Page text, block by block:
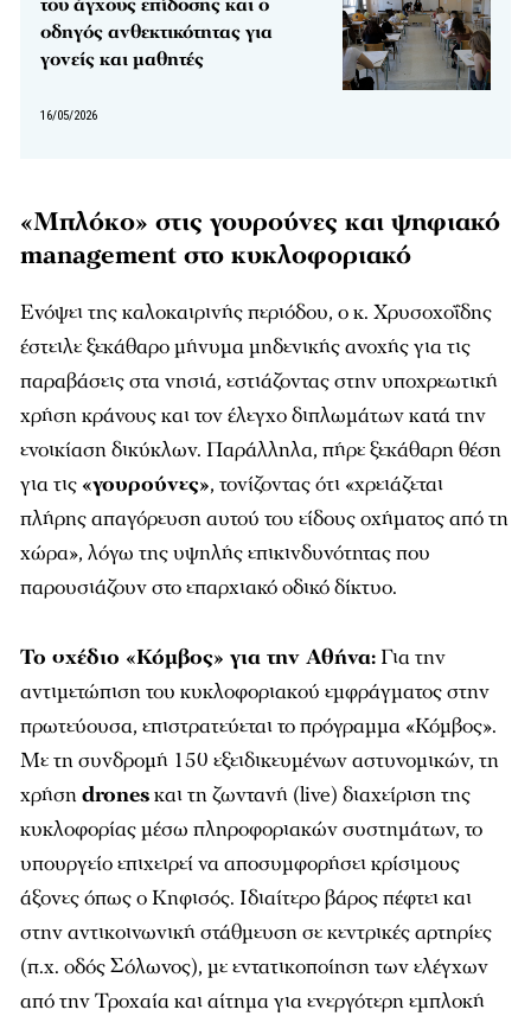
οδηγός ανθεκτικότητας για
γονείς και μαθητές
16/05/2026
«Μπλόκο» στις γουρούνες και ψηφιακό
management στο κυκλοφοριακό
Ενόψει της καλοκαιρινής περιόδου, ο κ. Χρυσοχοΐδης
έστειλε ξεκάθαρο μήνυμα μηδενικής ανοχής για τις
παραβάσεις στα νησιά, εστιάζοντας στην υποχρεωτική
χρήση κράνους και τον έλεγχο διπλωμάτων κατά την
ενοικίαση δικύκλων. Παράλληλα, πήρε ξεκάθαρη θέση
για τις «γουρούνες», τονίζοντας ότι «χρειάζεται
πλήρης απαγόρευση αυτού του είδους οχήματος από τη
χώρα», λόγω της υψηλής επικινδυνότητας που
παρουσιάζουν στο επαρχιακό οδικό δίκτυο.
Το σχέδιο «Κόμβος» για την Αθήνα: Για την
αντιμετώπιση του κυκλοφοριακού εμφράγματος στην
πρωτεύουσα, επιστρατεύεται το πρόγραμμα «Κόμβος».
Με τη συνδρομή 150 εξειδικευμένων αστυνομικών, τη
χρήσηdronesκαι τη ζωντανή (live) διαχείριση της
κυκλοφορίας μέσω πληροφοριακών συστημάτων, το
υπουργείο επιχειρεί να αποσυμφορήσει κρίσιμους
άξονες όπως ο Κηφισός. Ιδιαίτερο βάρος πέφτει και
στην αντικοινωνική στάθμευση σε κεντρικές αρτηρίες
(π.χ. οδός Σόλωνος), με εντατικοποίηση των ελέγχων
από την Τροχαία και αίτημα για ενεργότερη εμπλοκή